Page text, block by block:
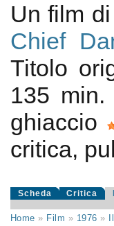
Un film di
Chief
Titolo
135
ghiaccio
critica,
Scheda Critica
Home » Film » 1976 »